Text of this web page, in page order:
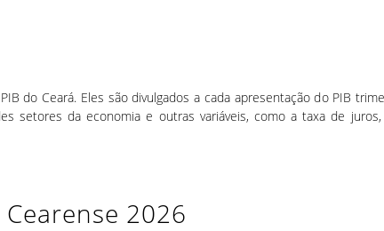
do Ceará. Eles são divulgados a cada apresentação do PIB
setores da economia e outras variáveis, como a taxa de
2026